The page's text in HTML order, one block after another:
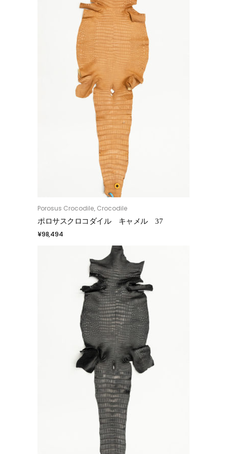
お買い物カゴに追加
Porosus Crocodile, Crocodile
ポロサスクロコダイル キャメル 37
¥98,494